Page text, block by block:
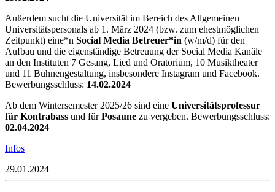
Außerdem sucht die Universität im Bereich des Allgemeinen
Universitätspersonals ab 1. März 2024 (bzw. zum ehestmöglichen
Zeitpunkt) eine*n Social Media Betreuer*in (w/m/d) für den
Aufbau und die eigenständige Betreuung der Social Media Kanäle
an den Instituten 7 Gesang, Lied und Oratorium, 10 Musiktheater
und 11 Bühnengestaltung, insbesondere Instagram und Facebook.
Bewerbungsschluss: 14.02.2024
Ab dem Wintersemester 2025/26 sind eine Universitätsprofessur
für Kontrabass und fürPosaune zu vergeben. Bewerbungsschluss:
02.04.2024
Infos
29.01.2024